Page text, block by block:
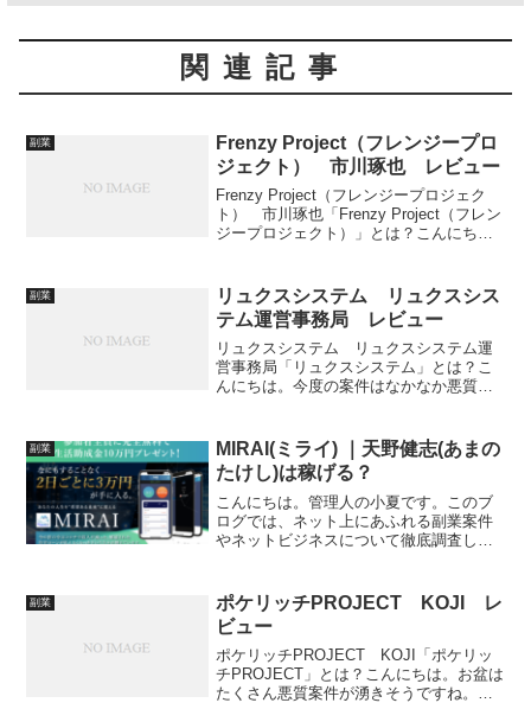
関連記事
副業
Frenzy Project（フレンジープロ
ジェクト） 市川琢也 レビュー
Frenzy Project（フレンジープロジェク
ト） 市川琢也「Frenzy Project（フレン
ジープロジェクト）」とは？こんにち
て、今回は、市川琢也さんの「F...
副業
リュクスシステム リュクスシス
テム運営事務局 レビュー
リュクスシステム リュクスシステム運
営事務局「リュクスシステム」とは？こ
んにちは。今度の案件はなかなか悪質な
ソフトらしいです。特定商取引法に基づ
く表記ーーーーーーーーーー...
副業
MIRAI(ミライ) ｜天野健志(あまの
たけし)は稼げる？
こんにちは。管理人の小夏です。このブ
ログでは、ネット上にあふれる副業案件
やネットビジネスについて徹底調査し、
「天野健志(あまのたけし)」のMIRAI (ミ
ライ)」という商...
副業
ポケリッチPROJECT KOJI レ
ビュー
ポケリッチPROJECT KOJI「ポケリッ
チPROJECT」とは？こんにちは。お盆は
たくさん悪質案件が湧きそうですね。さ